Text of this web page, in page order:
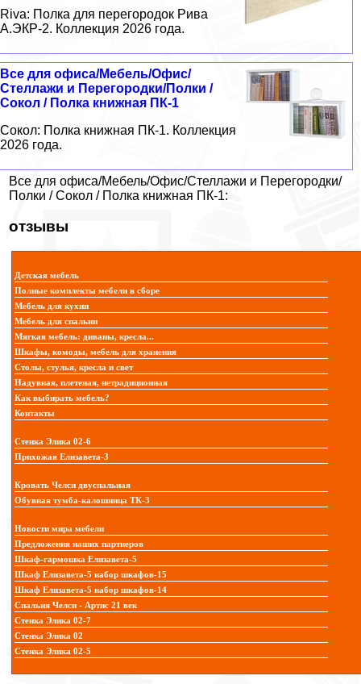
Riva: Полка для перегородок Рива
А.ЭКР-2. Коллекция 2026 года.
Все для офиса/Мебель/Офис/
Стеллажи и Перегородки/Полки /
Сокол / Полка книжная ПК-1
Сокол: Полка книжная ПК-1. Коллекция
2026 года.
Все для офиса/Мебель/Офис/Стеллажи и Перегородки/
Полки / Сокол / Полка книжная ПК-1:
отзывы
Детская мебель
Полные комплекты мебели в сборе
Мебель для кухни
Мебель для спальни
Мягкая мебель: диваны, кресла...
Шкафы, комоды, мебель для хранения
Столы, стулья, кресла и свет
Надувная, плетеная, нетрадиционная
Как выбирать мебель?
Контакты
Стенка Элика 02-6
Прихожая Елизавета-3
Кровать Челси двуспальная
Обувная тумба-калошница ТК-3
Новости мира мебели
Предложения наших партнеров
Шкаф-гармошка Елизавета-5
Шкаф Елизавета-5 набор шкафов-15
Шкаф Елизавета-5 набор шкафов-14
Спальня Челси - Артис 21 век
Стенка Элика 02-7
Стенка Элика 02
Стенка Элика 02-5